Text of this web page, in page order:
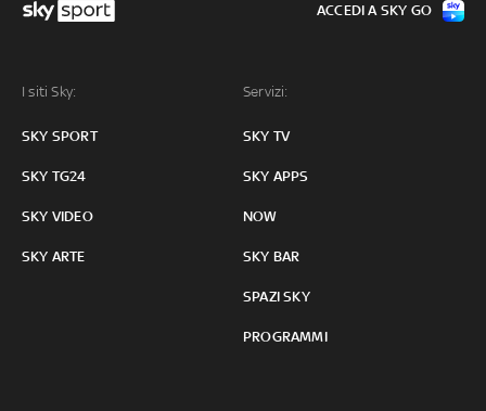
I siti Sky:
SKY SPORT
SKY TG24
SKY VIDEO
SKY ARTE
Servizi:
SKY TV
SKY APPS
NOW
SKY BAR
SPAZI SKY
PROGRAMMI
ACCEDI A SKY GO